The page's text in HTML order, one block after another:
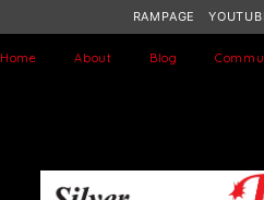
RAMPAGE
Home About Blog